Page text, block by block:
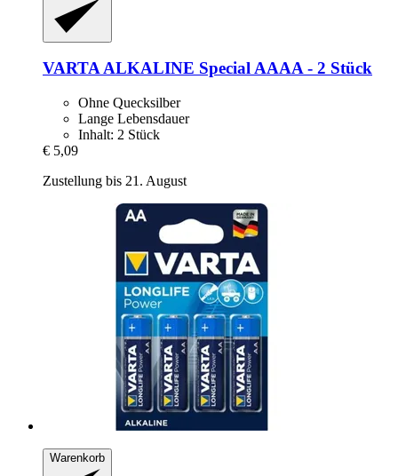
VARTAALKALINE Special AAAA -​ 2 Stück
Ohne Quecksilber
Lange Lebensdauer
Inhalt: 2 Stück
€ 5,09
Zustellung bis 21. August
Warenkorb